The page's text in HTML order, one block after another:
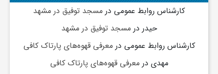
کارشناس روابط عمومی در مسجد توفیق در مشهد
حیدر درمسجد توفیق در مشهد
کارشناس روابط عمومی درمعرفی قهوه‌های پارتاک کافی
مهدی درمعرفی قهوه‌های پارتاک کافی